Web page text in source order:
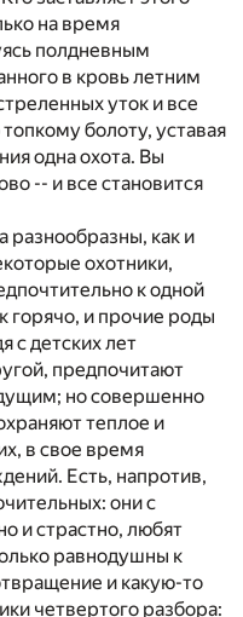
на время
полдневным
в кровь летним
уток и все
болоту, уставая
одна охота. Вы
-- и все становится
разнообразны, как и
охотники,
к одной
горячо, и прочие роды
с детских лет
предпочитают
но совершенно
теплое и
в свое время
Есть, напротив,
они с
и страстно, любят
равнодушны к
и какую-то
четвертого разбора: